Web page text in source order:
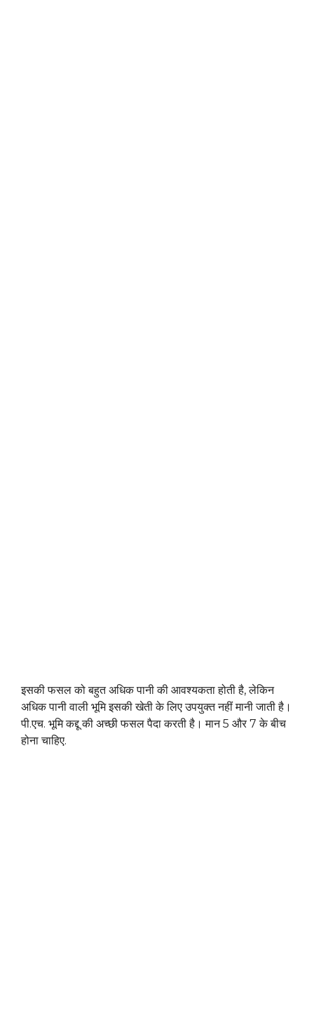
इसकी फसल को बहुत अधिक पानी की आवश्यकता होती है, लेकिन
अधिक पानी वाली भूमि इसकी खेती के लिए उपयुक्त नहीं मानी जाती है।
पी.एच. भूमि कद्दू की अच्छी फसल पैदा करती है। मान 5 और 7 के बीच
होना चाहिए.